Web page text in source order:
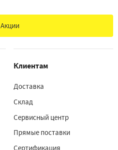
Акции
Клиентам
Доставка
Склад
Сервисный центр
Прямые поставки
Сертификация